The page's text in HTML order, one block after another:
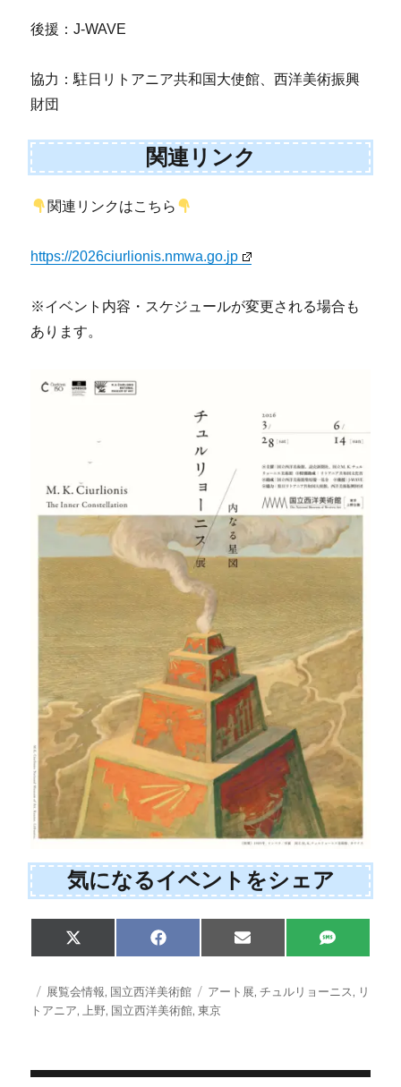
後援：J-WAVE
協力：駐日リトアニア共和国大使館、西洋美術振興
財団
関連リンク
関連リンクはこちら
https://2026ciurlionis.nmwa.go.jp
※イベント内容・スケジュールが変更される場合も
あります。
気になるイベントをシェア
Share
on
X
(
w
i
t
)
Share
on
F
a
e
b
o
Share
on
E
m
i
l
Share
on
S
M
投
稿
カ
テ
展覧会情報, 国立西洋美術館
タ
グ
アート展,チュルリョーニス, リ
トアニア, 上野, 国立西洋美術館,東京